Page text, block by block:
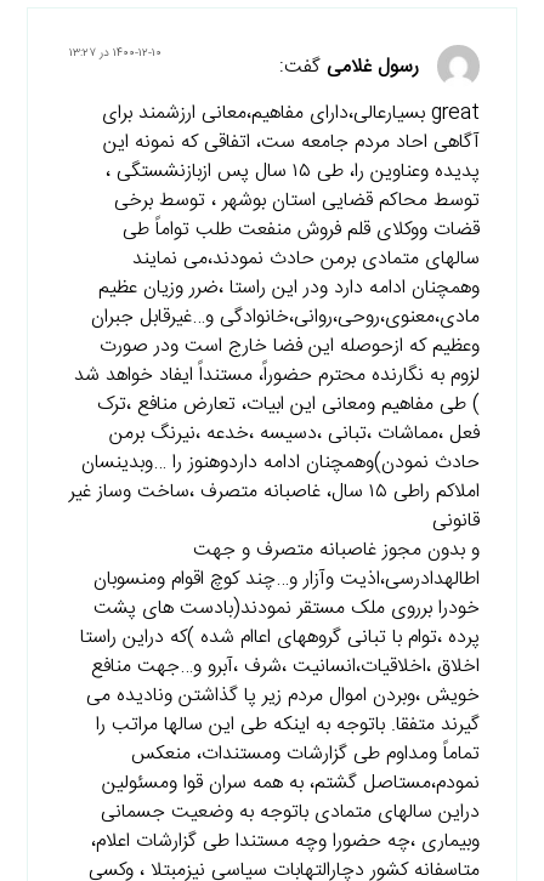
رسول غلامی گفت: ۱۴۰۰-۱۲-۱۰ در ۱۳:۲۷
great بسیارعالی،دارای مفاهیم،معانی ارزشمند برای
آگاهی احاد مردم جامعه ست، اتفاقی که نمونه این
پدیده وعناوین را، طی ۱۵ سال پس ازبازنشستگی ،
توسط محاکم قضایی استان بوشهر ، توسط برخی
قضات ووکلای قلم فروش منفعت طلب تواماً طی
سالهای متمادی برمن حادث نمودند،می نمایند
وهمچنان ادامه دارد ودر این راستا ،ضرر وزیان عظیم
مادی،معنوی،روحی،روانی،خانوادگی و…غیرقابل جبران
وعظیم که ازحوصله این فضا خارج است ودر صورت
لزوم به نگارنده محترم حضوراً، مستنداً ایفاد خواهد شد
) طی مفاهیم ومعانی این ابیات، تعارض منافع ،ترک
فعل ،مماشات ،تبانی ،دسیسه ،خدعه ،نیرنگ برمن
حادث نمودن)وهمچنان ادامه داردوهنوز را …وبدینسان
املاکم راطی ۱۵ سال، غاصبانه متصرف ،ساخت وساز غیر
قانونی
و بدون مجوز غاصبانه متصرف و جهت
اطالهدادرسی،اذیت وآزار و…چند کوچ اقوام ومنسوبان
خودرا برروی ملک مستقر نمودند(بادست های پشت
پرده ،توام با تبانی گروههای اعاام شده )که دراین راستا
اخلاق ،اخلاقیات،انسانیت ،شرف ،آبرو و…جهت منافع
خویش ،وبردن اموال مردم زیر پا گذاشتن ونادیده می
گیرند متفقا. باتوجه به اینکه طی این سالها مراتب را
تماماً ومداوم طی گزارشات ومستندات، منعکس
نمودم،مستاصل گشتم، به همه سران قوا ومسئولین
دراین سالهای متمادی باتوجه به وضعیت جسمانی
وبیماری ،چه حضورا وچه مستندا طی گزارشات اعلام،
متاسفانه کشور دچارالتهابات سیاسی نیزمبتلا ، وکسی